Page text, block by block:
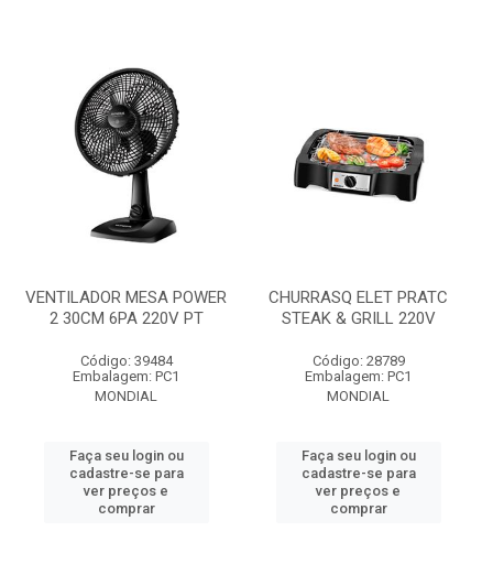
VENTILADOR MESA POWER
2 30CM 6PA 220V PT
Código: 39484
Embalagem: PC1
MONDIAL
Faça seu login ou
cadastre-se para
ver preços e
comprar
CHURRASQ ELET PRATC
STEAK & GRILL 220V
Código: 28789
Embalagem: PC1
MONDIAL
Faça seu login ou
cadastre-se para
ver preços e
comprar